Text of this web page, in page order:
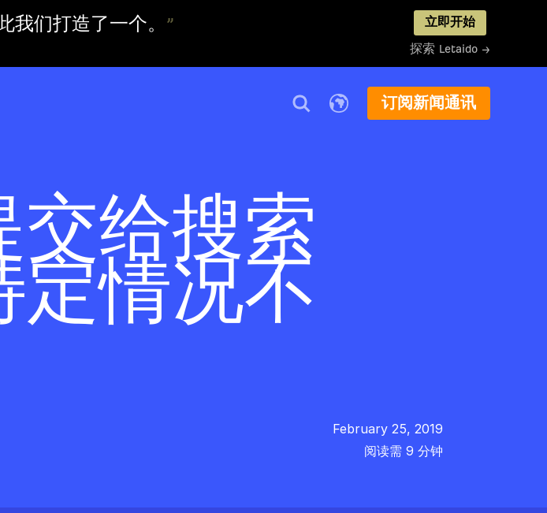
我们打造了一个。 ” 立即开始
探索 Letaido →
订阅新闻通讯
交给搜索
定情况不
February 25, 2019
阅读需 9 分钟